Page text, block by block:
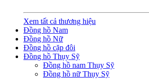
Xem tất cả thương hiệu
Đồng hồ Nam
Đồng hồ Nữ
Đồng hồ cặp đôi
Đồng hồ Thụy Sỹ
Đồng hồ nam Thụy Sỹ
Đồng hồ nữ Thụy Sỹ